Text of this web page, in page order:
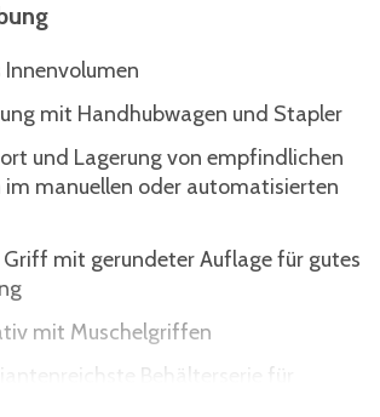
Innenvolumen
mit Handhubwagen und Stapler
und Lagerung von empfindlichen
im manuellen oder automatisierten
mit gerundeter Auflage für gutes
mit Muschelgriffen
Behälterserie für